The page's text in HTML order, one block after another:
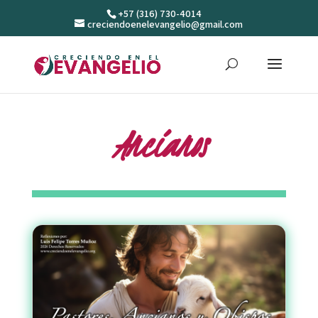
+57 (316) 730-4014
creciendoenelevangelio@gmail.com
Ancianos